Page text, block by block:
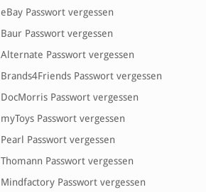
eBay Passwort vergessen
Baur Passwort vergessen
Alternate Passwort vergessen
Brands4Friends Passwort vergessen
DocMorris Passwort vergessen
myToys Passwort vergessen
Pearl Passwort vergessen
Thomann Passwort vergessen
Mindfactory Passwort vergessen